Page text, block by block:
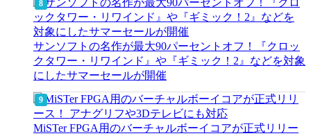
サンソフトの名作が最大90パーセントオフ！『クロッ
クタワー・リワインド』や『ギミック！2』などを対象
にしたサマーセールが開催
MiSTer FPGA用のバーチャルボーイコアが正式リリー